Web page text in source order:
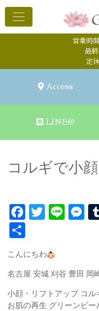
営業時
最
定
Access
LINE@
コルギで小顔
Facebook
TwitterLine
こんにちわ
名古屋 安城 刈谷 豊田 岡
小顔・リフトアップ コル
お肌の再生 グリーンピー